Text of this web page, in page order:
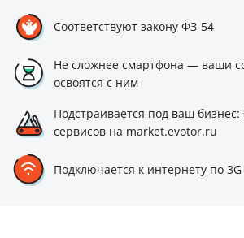
Соответствуют закону ФЗ-54
Не сложнее смартфона — ваши
освоятся с ним
Подстраивается под ваш бизнес:
сервисов на market.evotor.ru
Подключается к интернету по